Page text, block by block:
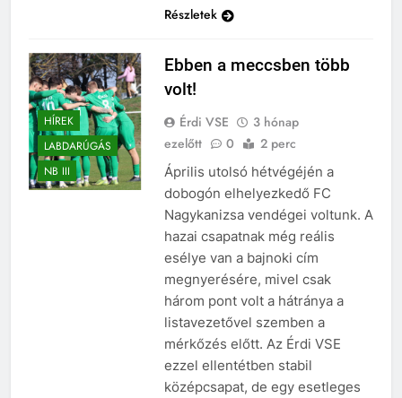
Részletek
HÍREK
LABDARÚGÁS
NB III
Ebben a meccsben több
volt!
Érdi VSE
3 hónap
ezelőtt
0 2 perc
Április utolsó hétvégéjén a
dobogón elhelyezkedő FC
Nagykanizsa vendégei voltunk. A
hazai csapatnak még reális
esélye van a bajnoki cím
megnyerésére, mivel csak
három pont volt a hátránya a
listavezetővel szemben a
mérkőzés előtt. Az Érdi VSE
ezzel ellentétben stabil
középcsapat, de egy esetleges